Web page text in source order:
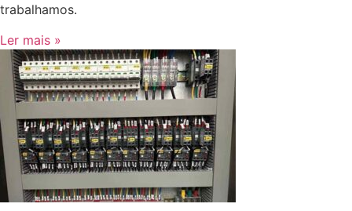
trabalhamos.
Ler mais »